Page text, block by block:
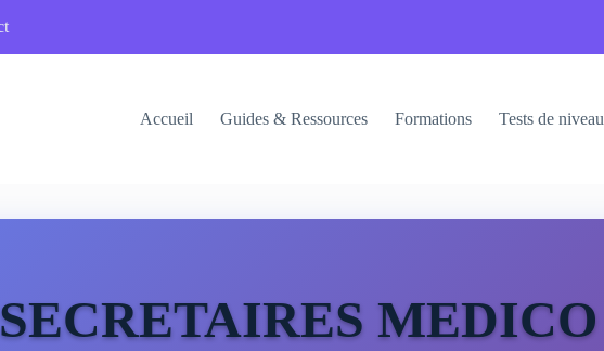
Accueil Guides & Ressources Formations Tests de niveau
MEDICO